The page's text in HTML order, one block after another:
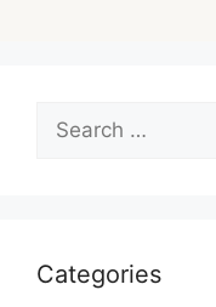
for:
Categories